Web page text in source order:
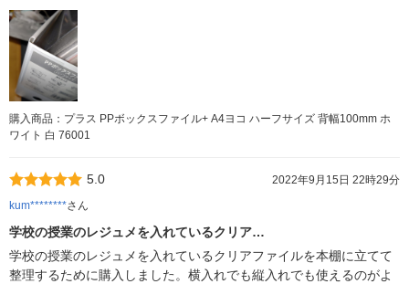
購入商品：プラス PPボックスファイル+ A4ヨコ ハーフサイズ 背幅100mm ホ
ワイト 白 76001
5.0
2022年9月15日 22時29分
kum********さん
学校の授業のレジュメを入れているクリア…
学校の授業のレジュメを入れているクリアファイルを本棚に立てて
整理するために購入しました。横入れでも縦入れでも使えるのがよ